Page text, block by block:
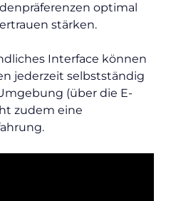
optimal
stärken.
Interface können
jederzeit selbstständig
(über die E-
zudem eine